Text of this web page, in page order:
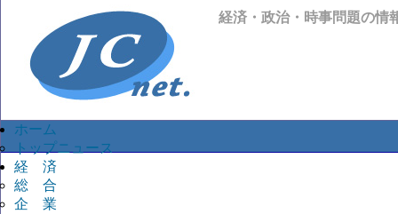
経済・政治・時事問題の情
ホーム
トップニュース
経 済
総 合
企 業